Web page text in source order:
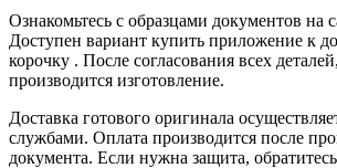
Ознакомьтесь с образцами документов на
Доступен вариант купить приложение к
корочку . После согласования всех
производится изготовление.
Доставка готового оригинала
службами. Оплата производится после
документа. Если нужна защита,